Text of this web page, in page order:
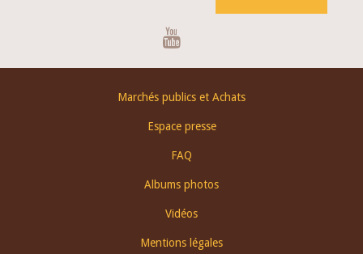
Marchés publics et Achats
Espace presse
FAQ
Albums photos
Vidéos
Mentions légales